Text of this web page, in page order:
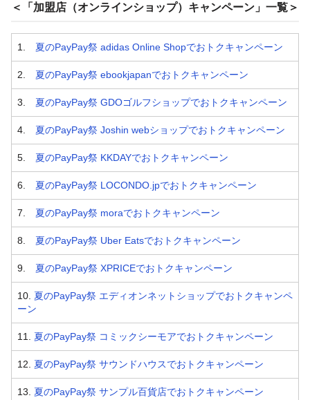
＜「加盟店（オンラインショップ）キャンペーン」一覧＞
1. 夏のPayPay祭 adidas Online Shopでおトクキャンペーン
2. 夏のPayPay祭 ebookjapanでおトクキャンペーン
3. 夏のPayPay祭 GDOゴルフショップでおトクキャンペーン
4. 夏のPayPay祭 Joshin webショップでおトクキャンペーン
5. 夏のPayPay祭 KKDAYでおトクキャンペーン
6. 夏のPayPay祭 LOCONDO.jpでおトクキャンペーン
7. 夏のPayPay祭 moraでおトクキャンペーン
8. 夏のPayPay祭 Uber Eatsでおトクキャンペーン
9. 夏のPayPay祭 XPRICEでおトクキャンペーン
10. 夏のPayPay祭 エディオンネットショップでおトクキャンペ
ーン
11. 夏のPayPay祭 コミックシーモアでおトクキャンペーン
12. 夏のPayPay祭 サウンドハウスでおトクキャンペーン
13. 夏のPayPay祭 サンプル百貨店でおトクキャンペーン